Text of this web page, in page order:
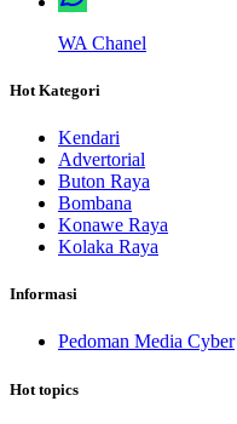
WA Chanel
Hot Kategori
Kendari
Advertorial
Buton Raya
Bombana
Konawe Raya
Kolaka Raya
Informasi
Pedoman Media Cyber
Hot topics